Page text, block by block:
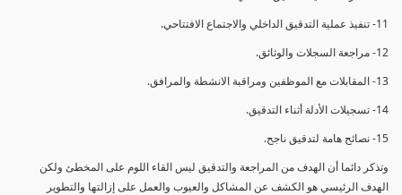
11- تنفيذ عملية التدقيق الداخلي والاجتماع الافتتاحي.
12- مراجعة السجلات والوثائق.
13- المقابلات مع الموظفين ومراقبة الانشطة والمرافق.
14- تسجيلات الأدلة أثناء التدقيق.
15- نصائح هامة لتدقيق ناجح.
وتذكر دائما أن الهدف من المراجعة والتدقيق ليس القاء اللوم على المخطئ ولكن
الهدف الرئيسي هو الكشف عن المشاكل والعيوب والعمل على إزالتها والتطوير